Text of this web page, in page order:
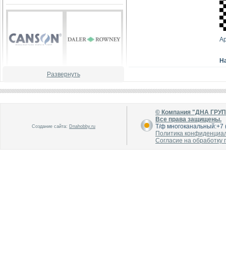
В каталог
Развернуть
Создание сайта: Dnahobby.ru
© Компания "ДНА
Все права защищены.
Т/ф
Политика
Согласие на